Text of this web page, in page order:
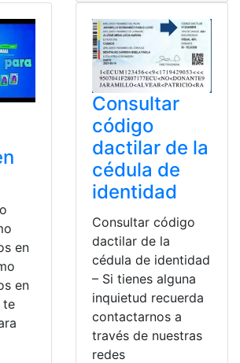
en
en
te
Consultar
código
dactilar de la
cédula de
identidad
Consultar código
dactilar de la
cédula de identidad
– Si tienes alguna
inquietud recuerda
contactarnos a
través de nuestras
redes